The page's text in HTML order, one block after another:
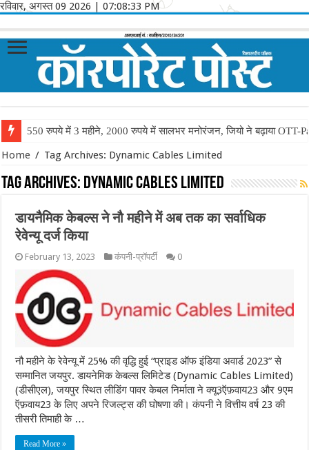
रविवार, अगस्त 09 2026 | 07:08:33 PM
550 रुपये में 3 महीने, 2000 रुपये में सालभर मनोरंजन, जियो ने बढ़ाया OTT-
Home / Tag Archives: Dynamic Cables Limited
Tag Archives: Dynamic Cables Limited
डायनैमिक केबल्स ने नौ महीने में अब तक का सर्वाधिक
रेवेन्यू दर्ज किया
February 13, 2023 कंपनी-प्रॉपर्टी 0
नौ महीने के रेवेन्यू में 25% की वृद्धि हुई “प्राइड ऑफ इंडिया अवार्ड 2023” से
सम्मानित जयपुर. डायनेमिक केबल्स लिमिटेड (Dynamic Cables Limited)
(डीसीएल), जयपुर स्थित लीडिंग पावर केबल निर्माता ने क्यू3ऍफ़वाय23 और 9एम
ऍफ़वाय23 के लिए अपने रिजल्ट्स की घोषणा की। कंपनी ने वित्तीय वर्ष 23 की
तीसरी तिमाही के …
Read More »